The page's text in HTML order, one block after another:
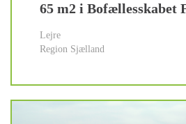
65 m2 i Bofællesskabet
Lejre
Region Sjælland